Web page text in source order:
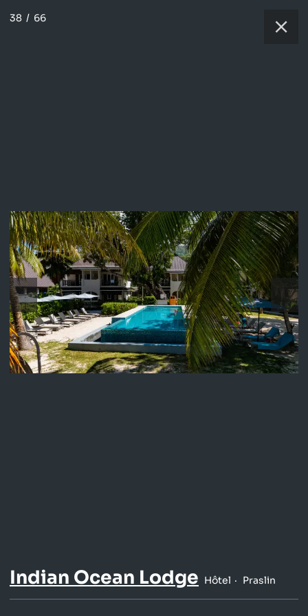
38 / 66
Indian Ocean Lodge Hôtel Praslin